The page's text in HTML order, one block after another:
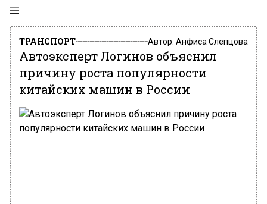
ТРАНСПОРТ Автор: Анфиса Слепцова
Автоэксперт Логинов объяснил
причину роста популярности
китайских машин в России